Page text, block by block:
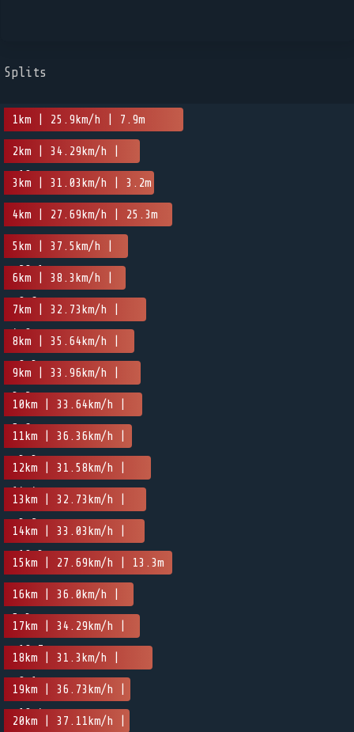
Splits
1km | 25.9km/h | 7.9m
2km | 34.29km/h |
-10m
3km | 31.03km/h | 3.2m
4km | 27.69km/h | 25.3m
5km | 37.5km/h |
-28.1m
6km | 38.3km/h |
-0.6m
7km | 32.73km/h |
4.9m
8km | 35.64km/h |
-8.3m
9km | 33.96km/h |
3.2m
10km | 33.64km/h |
5.6m
11km | 36.36km/h |
-3.3m
12km | 31.58km/h |
14.4m
13km | 32.73km/h |
-3.2m
14km | 33.03km/h |
-10.3m
15km | 27.69km/h | 13.3m
16km | 36.0km/h |
5.3m
17km | 34.29km/h |
-10.7m
18km | 31.3km/h |
-0.1m
19km | 36.73km/h |
-10.4m
20km | 37.11km/h |